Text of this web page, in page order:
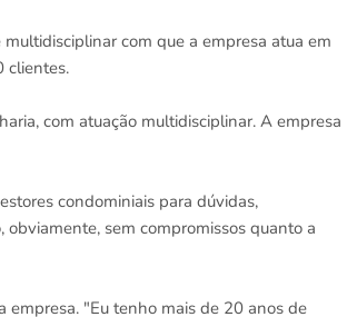
com que a empresa atua em
clientes.
com atuação multidisciplinar. A empresa
condominiais para dúvidas,
sem compromissos quanto a
empresa. "Eu tenho mais de 20 anos de